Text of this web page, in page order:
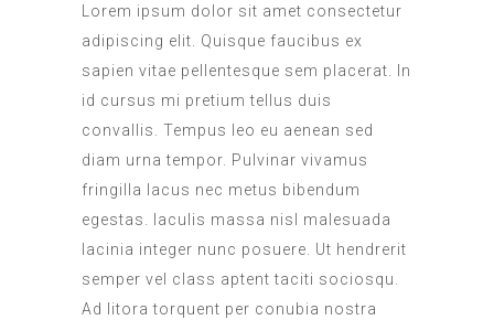
Lorem ipsum dolor sit amet consectetur
adipiscing elit. Quisque faucibus ex
sapien vitae pellentesque sem placerat. In
id cursus mi pretium tellus duis
convallis. Tempus leo eu aenean sed
diam urna tempor. Pulvinar vivamus
fringilla lacus nec metus bibendum
egestas. Iaculis massa nisl malesuada
lacinia integer nunc posuere. Ut hendrerit
semper vel class aptent taciti sociosqu.
Ad litora torquent per conubia nostra